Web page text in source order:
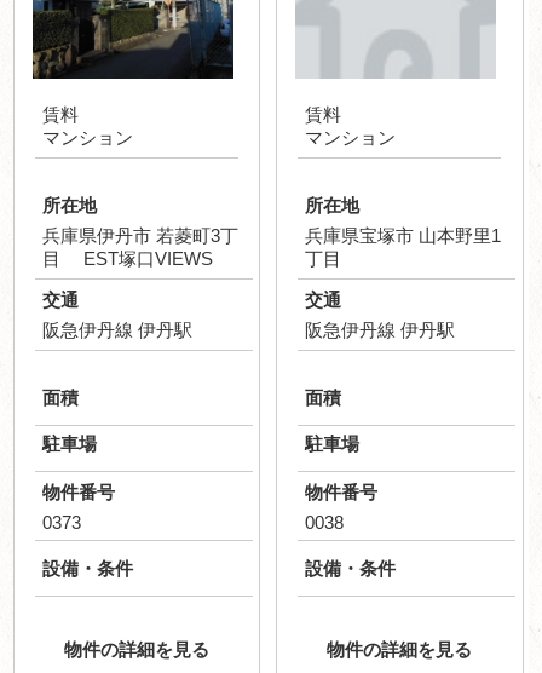
賃料
マンション
所在地
兵庫県伊丹市 若菱町3丁
目 EST塚口VIEWS
交通
阪急伊丹線 伊丹駅
面積
駐車場
物件番号
0373
設備・条件
物件の詳細を見る
賃料
マンション
所在地
兵庫県宝塚市 山本野里1
丁目
交通
阪急伊丹線 伊丹駅
面積
駐車場
物件番号
0038
設備・条件
物件の詳細を見る